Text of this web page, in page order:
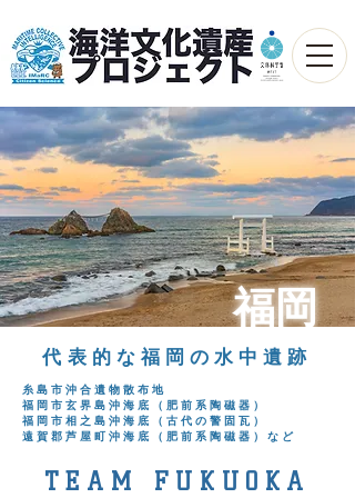
福岡
代表的な福岡の水中遺跡
糸島市沖合遺物散布地
福岡市玄界島沖海底（肥前系陶磁器）
福岡市相之島沖海底（古代の警固瓦）
遠賀郡芦屋町沖海底（肥前系陶磁器）など
TEAM FUKUOKA